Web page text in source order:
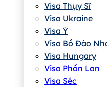
Visa Thụy Sĩ
Visa Ukraine
Visa Ý
Visa Bồ Đào
Visa Hungary
Visa Phần Lan
Visa Séc